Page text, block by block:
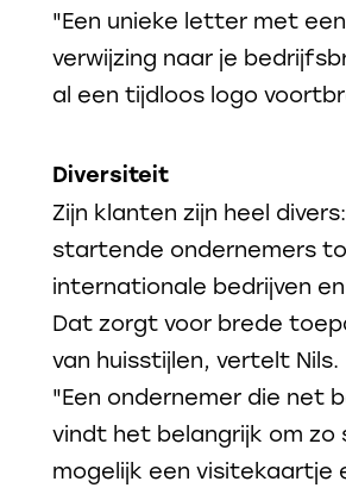
"Een unieke letter met
verwijzing naar je
al een tijdloos logo
Diversiteit
Zijn klanten zijn heel
startende ondernemers
internationale bedrijven
Dat zorgt voor brede
van huisstijlen, vertelt Nils.
"Een ondernemer die net
vindt het belangrijk om zo
mogelijk een visitekaartje